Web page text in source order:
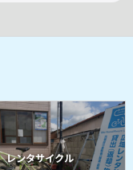
レンタサイクル